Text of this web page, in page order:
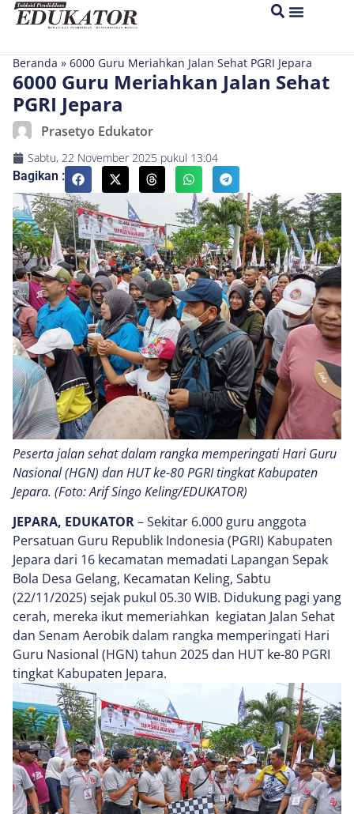
Beranda » 6000 Guru Meriahkan Jalan Sehat PGRI Jepara
6000 Guru Meriahkan Jalan Sehat
PGRI Jepara
Prasetyo Edukator
Sabtu, 22 November 2025 pukul 13:04
Bagikan :
Peserta jalan sehat dalam rangka memperingati Hari Guru
Nasional (HGN) dan HUT ke-80 PGRI tingkat Kabupaten
Jepara. (Foto: Arif Singo Keling/EDUKATOR)
JEPARA, EDUKATOR– Sekitar 6.000 guru anggota
Persatuan Guru Republik Indonesia (PGRI) Kabupaten
Jepara dari 16 kecamatan memadati Lapangan Sepak
Bola Desa Gelang, Kecamatan Keling, Sabtu
(22/11/2025) sejak pukul 05.30 WIB. Didukung pagi yang
cerah, mereka ikut memeriahkan kegiatan Jalan Sehat
dan Senam Aerobik dalam rangka memperingati Hari
Guru Nasional (HGN) tahun 2025 dan HUT ke-80 PGRI
tingkat Kabupaten Jepara.